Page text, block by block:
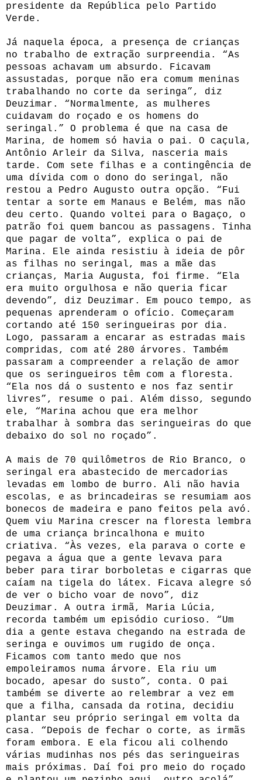
presidente da República pelo Partido
Verde.
Já naquela época, a presença de crianças
no trabalho de extração surpreendia. “As
pessoas achavam um absurdo. Ficavam
assustadas, porque não era comum meninas
trabalhando no corte da seringa”, diz
Deuzimar. “Normalmente, as mulheres
cuidavam do roçado e os homens do
seringal.” O problema é que na casa de
Marina, de homem só havia o pai. O caçula,
Antônio Arleir da Silva, nasceria mais
tarde. Com sete filhas e a contingência de
uma dívida com o dono do seringal, não
restou a Pedro Augusto outra opção. “Fui
tentar a sorte em Manaus e Belém, mas não
deu certo. Quando voltei para o Bagaço, o
patrão foi quem bancou as passagens. Tinha
que pagar de volta”, explica o pai de
Marina. Ele ainda resistiu à ideia de pôr
as filhas no seringal, mas a mãe das
crianças, Maria Augusta, foi firme. “Ela
era muito orgulhosa e não queria ficar
devendo”, diz Deuzimar. Em pouco tempo, as
pequenas aprenderam o ofício. Começaram
cortando até 150 seringueiras por dia.
Logo, passaram a encarar as estradas mais
compridas, com até 280 árvores. Também
passaram a compreender a relação de amor
que os seringueiros têm com a floresta.
“Ela nos dá o sustento e nos faz sentir
livres”, resume o pai. Além disso, segundo
ele, “Marina achou que era melhor
trabalhar à sombra das seringueiras do que
debaixo do sol no roçado”.
A mais de 70 quilômetros de Rio Branco, o
seringal era abastecido de mercadorias
levadas em lombo de burro. Ali não havia
escolas, e as brincadeiras se resumiam aos
bonecos de madeira e pano feitos pela avó.
Quem viu Marina crescer na floresta lembra
de uma criança brincalhona e muito
criativa. “Às vezes, ela parava o corte e
pegava a água que a gente levava para
beber para tirar borboletas e cigarras que
caíam na tigela do látex. Ficava alegre só
de ver o bicho voar de novo”, diz
Deuzimar. A outra irmã, Maria Lúcia,
recorda também um episódio curioso. “Um
dia a gente estava chegando na estrada de
seringa e ouvimos um rugido de onça.
Ficamos com tanto medo que nos
empoleiramos numa árvore. Ela riu um
bocado, apesar do susto”, conta. O pai
também se diverte ao relembrar a vez em
que a filha, cansada da rotina, decidiu
plantar seu próprio seringal em volta da
casa. “Depois de fechar o corte, as irmãs
foram embora. E ela ficou ali colhendo
várias mudinhas nos pés das seringueiras
mais próximas. Daí foi pro meio do roçado